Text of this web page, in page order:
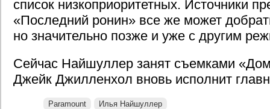
список низкоприоритетных. Источники
«Последний ронин» все же может
но значительно позже и уже с другим
Сейчас Найшуллер занят съемками
Джейк Джилленхол вновь исполнит
Paramount Илья Найшуллер